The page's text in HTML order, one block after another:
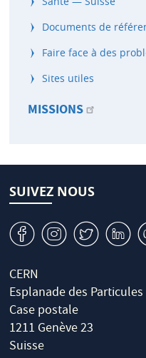
Documents de
Faire face à des
Sites utiles
MISSIONS
SUIVEZ NOUS
v J W M
CERN
Esplanade des Particules
Case postale
1211 Genève 23
Suisse